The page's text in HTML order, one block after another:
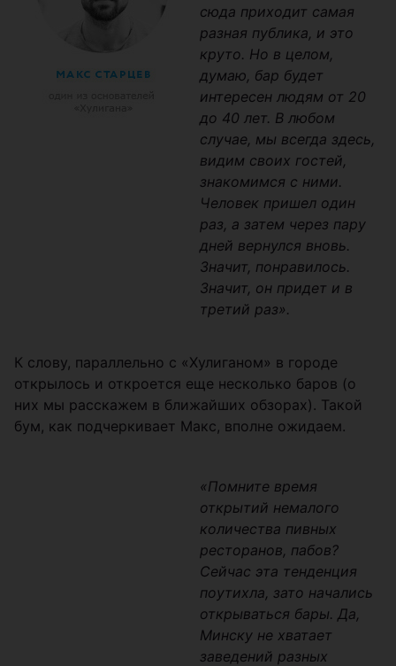
сюда приходит самая
разная публика, и это
круто. Но в целом,
думаю, бар будет
интересен людям от 20
до 40 лет. В любом
случае, мы всегда здесь,
видим своих гостей,
знакомимся с ними.
Человек пришел один
раз, а затем через пару
дней вернулся вновь.
Значит, понравилось.
Значит, он придет и в
третий раз».
К слову, параллельно с «Хулиганом» в городе
открылось и откроется еще несколько баров (о
них мы расскажем в ближайших обзорах). Такой
бум, как подчеркивает Макс, вполне ожидаем.
«Помните время
открытий немалого
количества пивных
ресторанов, пабов?
Сейчас эта тенденция
поутихла, зато начались
открываться бары. Да,
Минску не хватает
заведений разных